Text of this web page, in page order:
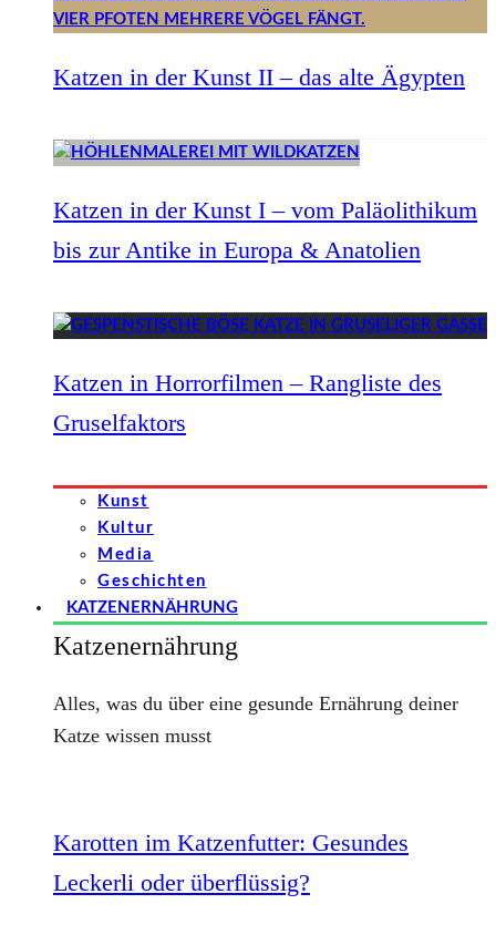
Katzen in der Kunst II – das alte Ägypten
Katzen in der Kunst I – vom Paläolithikum
bis zur Antike in Europa & Anatolien
Katzen in Horrorfilmen – Rangliste des
Gruselfaktors
Kunst
Kultur
Media
Geschichten
KATZENERNÄHRUNG
Katzenernährung
Alles, was du über eine gesunde Ernährung deiner
Katze wissen musst
Karotten im Katzenfutter: Gesundes
Leckerli oder überflüssig?